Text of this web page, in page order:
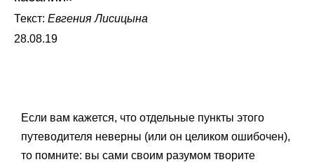
Текст: Евгения Лисицына
28.08.19
Если вам кажется, что отдельные пункты этого
путеводителя неверны (или он целиком ошибочен),
то помните: вы сами своим разумом творите